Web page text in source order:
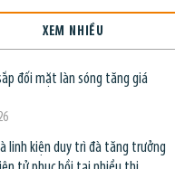
XEM NHIỀU
đối mặt làn sóng tăng giá
linh kiện duy trì đà tăng trưởng